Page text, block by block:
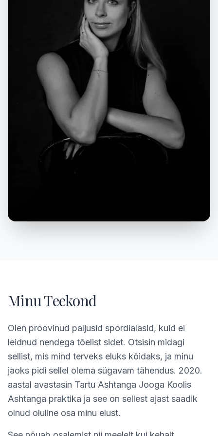
Minu Teekond
Olen proovinud paljusid spordialasid, kuid ei
leidnud nendega tõelist sidet. Otsisin midagi
sellist, mis mind terveks eluks köidaks, ja minu
jaoks pidi sellel olema sügavam tähendus. 2020.
aastal avastasin Tartu Ashtanga Jooga Koolis
Ashtanga praktika ja see on sellest ajast saadik
olnud oluline osa minu elust.